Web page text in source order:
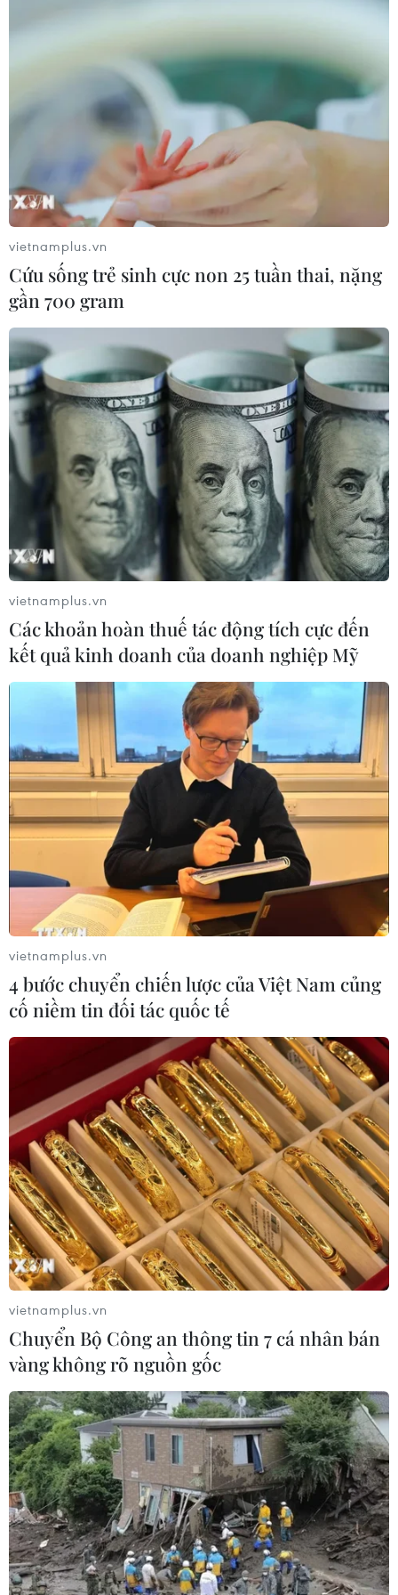
TIN CÙNG CHUYÊN MỤC
Tổng dư nợ tín dụng chính sách đạt
hơn 454.000 tỷ đồng
15/07/2026 09:51
Hội đồng quản trị Ngân hàng Chính
sách xã hội họp phiên thường kỳ quý
1
18/05/2026 07:16
Tín dụng chính sách tăng gần 10%,
hơn 951.000 lượt hộ nghèo được vay
vốn
07/05/2026 04:23
vietnamplus.vn
Cứu sống trẻ sinh cực non 25 tuần thai, nặng
gần 700 gram
vietnamplus.vn
Các khoản hoàn thuế tác động tích cực đến
kết quả kinh doanh của doanh nghiệp Mỹ
vietnamplus.vn
4 bước chuyển chiến lược của Việt Nam củng
cố niềm tin đối tác quốc tế
vietnamplus.vn
Chuyển Bộ Công an thông tin 7 cá nhân bán
vàng không rõ nguồn gốc